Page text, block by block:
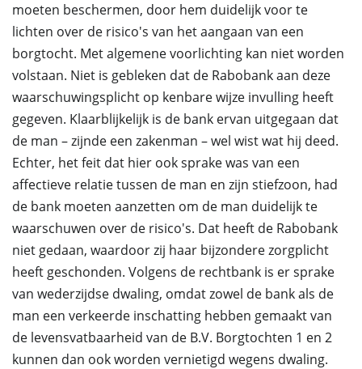
moeten beschermen, door hem duidelijk voor te
lichten over de risico's van het aangaan van een
borgtocht. Met algemene voorlichting kan niet worden
volstaan. Niet is gebleken dat de Rabobank aan deze
waarschuwingsplicht op kenbare wijze invulling heeft
gegeven. Klaarblijkelijk is de bank ervan uitgegaan dat
de man – zijnde een zakenman – wel wist wat hij deed.
Echter, het feit dat hier ook sprake was van een
affectieve relatie tussen de man en zijn stiefzoon, had
de bank moeten aanzetten om de man duidelijk te
waarschuwen over de risico's. Dat heeft de Rabobank
niet gedaan, waardoor zij haar bijzondere zorgplicht
heeft geschonden. Volgens de rechtbank is er sprake
van wederzijdse dwaling, omdat zowel de bank als de
man een verkeerde inschatting hebben gemaakt van
de levensvatbaarheid van de B.V. Borgtochten 1 en 2
kunnen dan ook worden vernietigd wegens dwaling.